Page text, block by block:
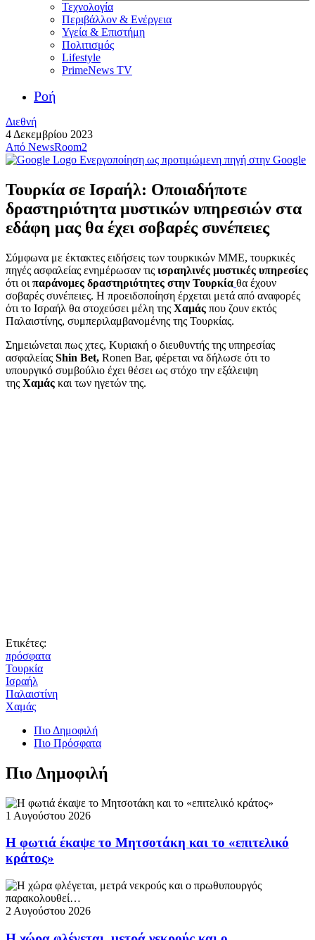
Τεχνολογία
Περιβάλλον & Ενέργεια
Υγεία & Επιστήμη
Πολιτισμός
Lifestyle
PrimeNews TV
Ροή
Διεθνή
4 Δεκεμβρίου 2023
Από NewsRoom2
Ενεργοποίηση ως προτιμώμενη πηγή στην Google
Τουρκία σε Ισραήλ: Οποιαδήποτε
δραστηριότητα μυστικών υπηρεσιών στα
εδάφη μας θα έχει σοβαρές συνέπειες
Σύμφωνα με έκτακτες ειδήσεις των τουρκικών ΜΜΕ, τουρκικές
πηγές ασφαλείας ενημέρωσαν τις ισραηλινές μυστικές υπηρεσίες
ότι οι παράνομες δραστηριότητες στην Τουρκία θα έχουν
σοβαρές συνέπειες. Η προειδοποίηση έρχεται μετά από αναφορές
ότι το Ισραήλ θα στοχεύσει μέλη της Χαμάς που ζουν εκτός
Παλαιστίνης, συμπεριλαμβανομένης της Τουρκίας.
Σημειώνεται πως χτες, Κυριακή ο διευθυντής της υπηρεσίας
ασφαλείας Shin Bet, Ronen Bar, φέρεται να δήλωσε ότι το
υπουργικό συμβούλιο έχει θέσει ως στόχο την εξάλειψη
της Χαμάς και των ηγετών της.
Ετικέτες:
πρόσφατα
Τουρκία
Ισραήλ
Παλαιστίνη
Χαμάς
Πιο Δημοφιλή
Πιο Πρόσφατα
Πιο Δημοφιλή
1 Αυγούστου 2026
Η φωτιά έκαψε το Μητσοτάκη και το «επιτελικό
κράτος»
2 Αυγούστου 2026